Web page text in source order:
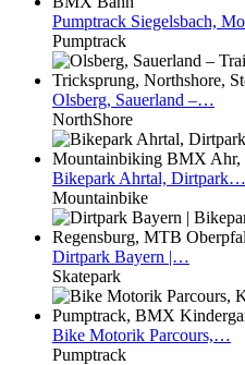
Pumptrack Siegelsbach,
Pumptrack
Olsberg, Sauerland –…
NorthShore
Bikepark Ahrtal, Dirtpark…
Mountainbike
Dirtpark Bayern |…
Skatepark
Bike Motorik Parcours,…
Pumptrack